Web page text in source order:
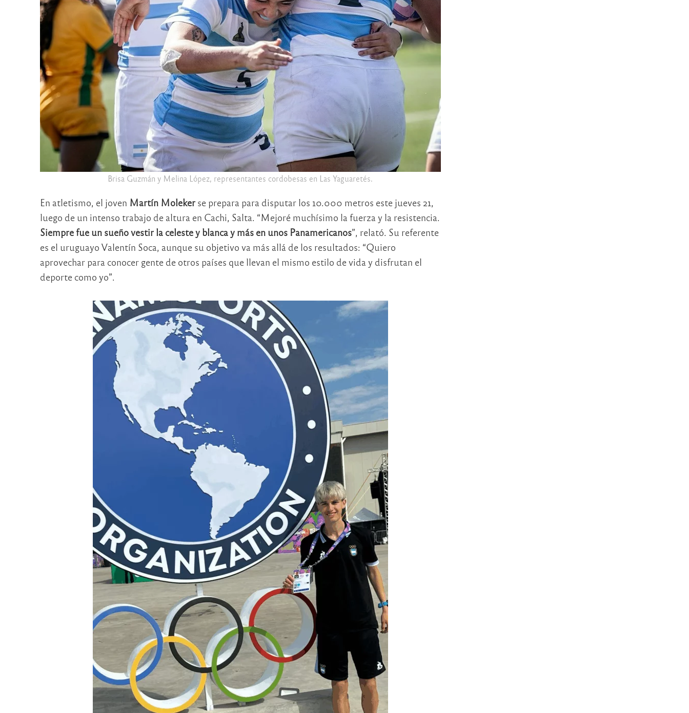
Brisa Guzmán y Melina López, representantes cordobesas en Las Yaguaretés.
En atletismo, el joven Martín Molekerse prepara para disputar los 10.000 metros este jueves 21,
luego de un intenso trabajo de altura en Cachi, Salta. “Mejoré muchísimo la fuerza y la resistencia.
Siempre fue un sueño vestir la celeste y blanca y más en unos Panamericanos”, relató. Su referente
es el uruguayo Valentín Soca, aunque su objetivo va más allá de los resultados: “Quiero
aprovechar para conocer gente de otros países que llevan el mismo estilo de vida y disfrutan el
deporte como yo”.